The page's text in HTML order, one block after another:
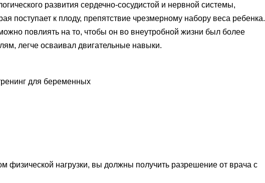
развития сердечно-сосудистой и нервной системы,
поступает к плоду, препятствие чрезмерному набору веса ребенка.
повлиять на то, чтобы он во внеутробной жизни был более
легче осваивал двигательные навыки.
нагрузки, вы должны получить разрешение от врача с